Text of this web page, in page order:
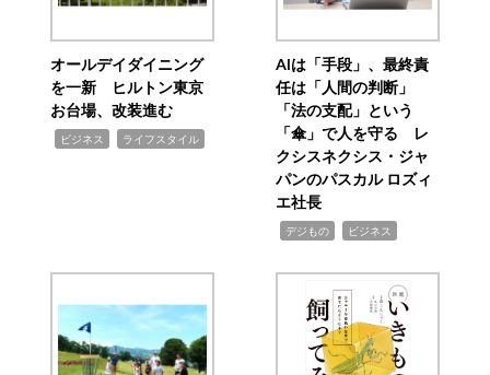
オールデイダイニング
を一新 ヒルトン東京
お台場、改装進む
ビジネス ライフスタイル
AIは「手段」、最終責
任は「人間の判断」
「法の支配」という
「傘」で人を守る レ
クシスネクシス・ジャ
パンのパスカル ロズィ
エ社長
デジもの ビジネス